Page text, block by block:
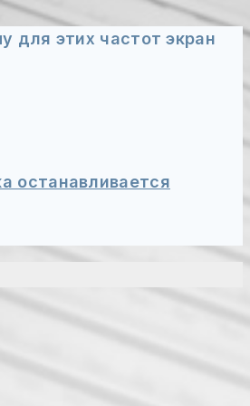
для этих частот экран
останавливается